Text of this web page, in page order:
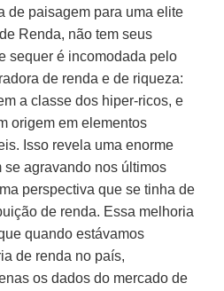
de paisagem para uma elite
Renda, não tem seus
sequer é incomodada pelo
de renda e de riqueza:
a classe dos hiper-ricos, e
origem em elementos
Isso revela uma enorme
agravando nos últimos
perspectiva que se tinha de
de renda. Essa melhoria
quando estávamos
de renda no país,
os dados do mercado de